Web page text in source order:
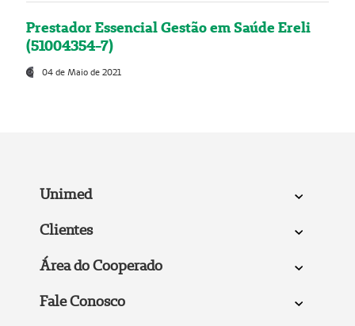
Prestador Essencial Gestão em Saúde Ereli
(51004354-7)
04 de Maio de 2021
Unimed
Clientes
Área do Cooperado
Fale Conosco